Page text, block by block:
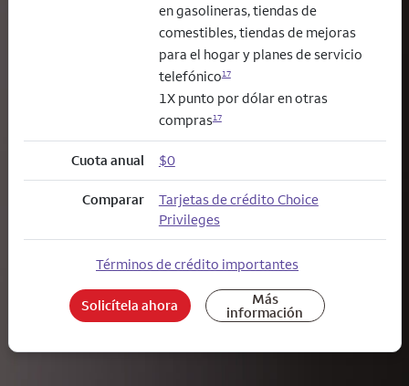
en gasolineras, tiendas de
comestibles, tiendas de mejoras
para el hogar y planes de servicio
telefónico17
1X punto por dólar en otras
compras17
Cuota anual $0
Comparar
Tarjetas de crédito Choice
Privileges
Términos de crédito importantes
Solicítela ahora Más
información